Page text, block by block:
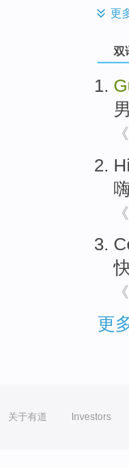
更
双
Hi
更
关于有道 Investors